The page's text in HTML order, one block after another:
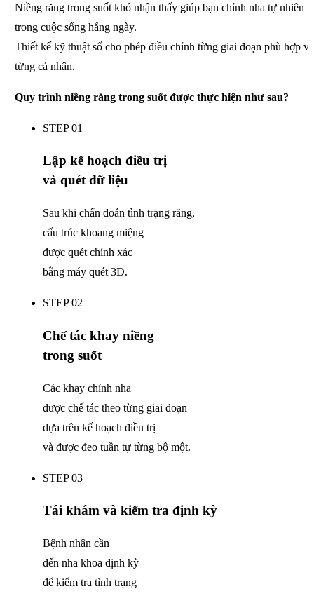
Niềng răng trong suốt khó nhận thấygiúp bạn chỉnh nha tự nhiên
trong cuộc sống hằng ngày.
Thiết kế kỹ thuật số cho phép điều chỉnh từng giai đoạn phù hợp
từng cá nhân.
Quy trình niềng răng trong suốtđược thực hiện như sau?
STEP 01
Lập kế hoạch điều trị
và quét dữ liệu
Sau khi chẩn đoán tình trạng răng,
cấu trúc khoang miệng
được quét chính xác
bằng máy quét 3D.
STEP 02
Chế tác khay niềng
trong suốt
Các khay chỉnh nha
được chế tác theo từng giai đoạn
dựa trên kế hoạch điều trị
và được đeo tuần tự từng bộ một.
STEP 03
Tái khám và kiểm tra định kỳ
Bệnh nhân cần
đến nha khoa định kỳ
để kiểm tra tình trạng